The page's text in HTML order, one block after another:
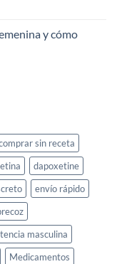
y cómo
sin receta
dapoxetine
envío rápido
masculina
Medicamentos